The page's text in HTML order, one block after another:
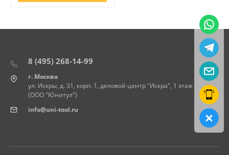
8 (495) 268-14-99
г. Москва
ул. Искры, д. 31, корп. 1, деловой центр "Искра", 1 этаж
(ООО "Юнитул")
info@uni-tool.ru